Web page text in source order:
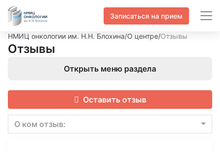
Записаться на прием
НМИЦ онкологии им. Н.Н. Блохина/О центре/Отзывы
Отзывы
Открыть меню раздела
Оставить отзыв
О ком отзыв: